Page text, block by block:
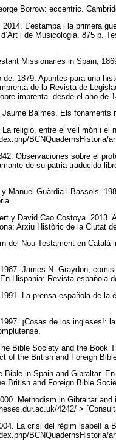
Borrow: eccentric.
L’estampa i la primera
i de Musicologia. 875 p.
Missionaries in Spain,
1879. Apuntes para una
de la Revista de
imprenta--desde-el-ano-
Jaume Balmes. Els
religió, entre el vell món i el
BCNQuadernsHistoria/
Observaciones sobre el
de su patria traducido
Manuel Guàrdia i Bassols.
y David Cao Costoya. 2013.
Arxiu Històric de la Ciutat
del Nou Testament en
James N. Graydon,
Hispania: Revista española
La prensa española de
¡Cosas de los ingleses!:
Bible Society and the Book
of the British and Foreign
Bible in Spain and Gibraltar.
British and Foreign Bible
Methodism in Gibraltar
4242/ >
La crisi del règim isabelí a
BCNQuadernsHistoria/